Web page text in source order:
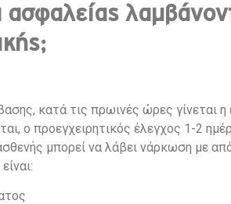
ασφαλείας
κατά τις πρωινές ώρες γίνεται
ο προεγχειρητικός έλεγχος 1-2
μπορεί να λάβει νάρκωση με